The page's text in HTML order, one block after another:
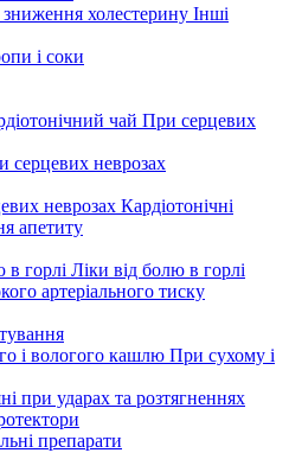
холестерину Інші
і соки
чай При серцевих
серцевих неврозах
неврозах Кардіотонічні
апетиту
горлі Ліки від болю в горлі
артеріального тиску
і вологого кашлю При сухому і
при ударах та розтягненнях
препарати